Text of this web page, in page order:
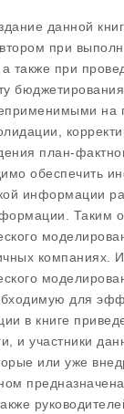
данной
при
а также при
на
план-
обеспечить
информации
Таким
компаниях.
для
в книге
и участники
или уже